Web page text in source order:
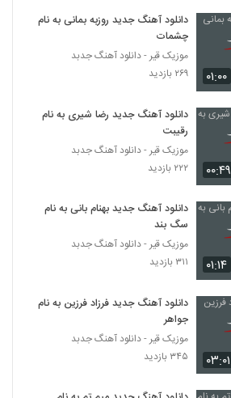
دانلود آهنگ هزار خاطره از فرهاد جواهر کلام به
همراه متن ترانه
دانلود آهنگ مجتبی شاه علی آغوشتو وا کن
(Mojtaba Shah Ali Aghoosheto Va
Kon)
۱,۱۳۲ بازدید
موزیک زیبای اصلا حواست هست از سان بند
۹۵۲ بازدید
Mohammad Lotfi Narefigh
دانلود آهنگ جدید و زیبای علیرضا آذر با نام
آلبوم
دانلود آهنگ جدید و زیبای آرمین نصرتی با نام
سر کاری
۸۹۸ بازدید
۰۱:۰۰
دانلود آهنگ جدید روزبه بمانی به نام
چشمات
موزیک قیر - دانلود آهنگ جدبد
۲۶۹ بازدید
۰۰:۴۹
دانلود آهنگ جدید رضا شیری به نام
رقیبت
موزیک قیر - دانلود آهنگ جدبد
۲۲۲ بازدید
۰۱:۱۴
دانلود آهنگ جدید بهنام بانی به نام
سگ بند
موزیک قیر - دانلود آهنگ جدبد
۳۱۱ بازدید
۰۳:۰۱
دانلود آهنگ جدید فرزاد فرزین به نام
جواهر
موزیک قیر - دانلود آهنگ جدبد
۳۴۵ بازدید